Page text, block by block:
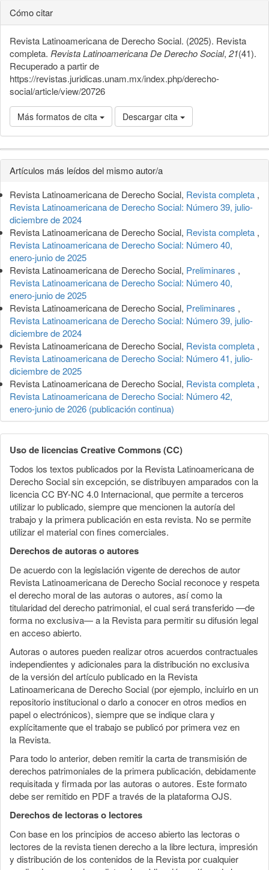
Cómo citar
Revista Latinoamericana de Derecho Social. (2025). Revista
completa. Revista Latinoamericana De Derecho Social, 21(41).
Recuperado a partir de
https://revistas.juridicas.unam.mx/index.php/derecho-
social/article/view/20726
Más formatos de cita Descargar cita
Detalles
del
artículo
Artículos más leídos del mismo autor/a
Revista Latinoamericana de Derecho Social, Revista completa ,
Revista Latinoamericana de Derecho Social: Número 39, julio-
diciembre de 2024
Revista Latinoamericana de Derecho Social, Revista completa ,
Revista Latinoamericana de Derecho Social: Número 40,
enero-junio de 2025
Revista Latinoamericana de Derecho Social, Preliminares ,
Revista Latinoamericana de Derecho Social: Número 40,
enero-junio de 2025
Revista Latinoamericana de Derecho Social, Preliminares ,
Revista Latinoamericana de Derecho Social: Número 39, julio-
diciembre de 2024
Revista Latinoamericana de Derecho Social, Revista completa ,
Revista Latinoamericana de Derecho Social: Número 41, julio-
diciembre de 2025
Revista Latinoamericana de Derecho Social, Revista completa ,
Revista Latinoamericana de Derecho Social: Número 42,
enero-junio de 2026 (publicación continua)
Uso de licencias Creative Commons (CC)
Todos los textos publicados por la Revista Latinoamericana de
Derecho Social sin excepción, se distribuyen amparados con la
licencia CC BY-NC 4.0 Internacional, que permite a terceros
utilizar lo publicado, siempre que mencionen la autoría del
trabajo y la primera publicación en esta revista. No se permite
utilizar el material con fines comerciales.
Derechos de autoras o autores
De acuerdo con la legislación vigente de derechos de autor
Revista Latinoamericana de Derecho Social reconoce y respeta
el derecho moral de las autoras o autores, así como la
titularidad del derecho patrimonial, el cual será transferido —de
forma no exclusiva— a la Revista para permitir su difusión legal
en acceso abierto.
Autoras o autores pueden realizar otros acuerdos contractuales
independientes y adicionales para la distribución no exclusiva
de la versión del artículo publicado en la Revista
Latinoamericana de Derecho Social (por ejemplo, incluirlo en un
repositorio institucional o darlo a conocer en otros medios en
papel o electrónicos), siempre que se indique clara y
explícitamente que el trabajo se publicó por primera vez en
la Revista.
Para todo lo anterior, deben remitir la carta de transmisión de
derechos patrimoniales de la primera publicación, debidamente
requisitada y firmada por las autoras o autores. Este formato
debe ser remitido en PDF a través de la plataforma OJS.
Derechos de lectoras o lectores
Con base en los principios de acceso abierto las lectoras o
lectores de la revista tienen derecho a la libre lectura, impresión
y distribución de los contenidos de la Revista por cualquier